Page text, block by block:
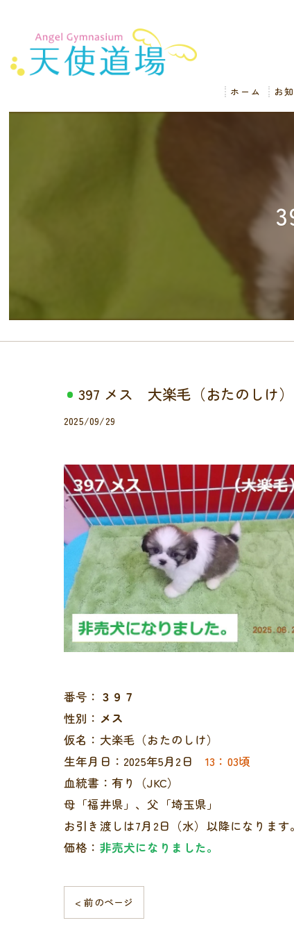
ホーム お
397 メス 大楽毛（おたのしけ）
2025/09/29
番号： ３９７
性別： メス
仮名：大楽毛（おたのしけ）
生年月日：2025年5月2日 13：03頃
血統書：有り（JKC）
母「福井県」、父「埼玉県」
お引き渡しは7月2日（水）以降になります。
価格： 非売犬になりました。
< 前のページ